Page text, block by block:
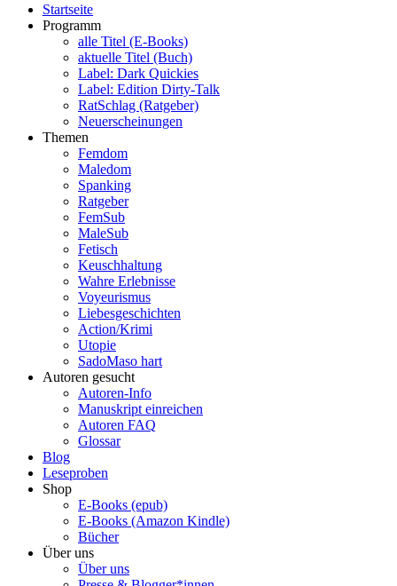
Startseite
Programm
alle Titel (E-Books)
aktuelle Titel (Buch)
Label: Dark Quickies
Label: Edition Dirty-Talk
RatSchlag (Ratgeber)
Neuerscheinungen
Themen
Femdom
Maledom
Spanking
Ratgeber
FemSub
MaleSub
Fetisch
Keuschhaltung
Wahre Erlebnisse
Voyeurismus
Liebesgeschichten
Action/Krimi
Utopie
SadoMaso hart
Autoren gesucht
Autoren-Info
Manuskript einreichen
Autoren FAQ
Glossar
Blog
Leseproben
Shop
E-Books (epub)
E-Books (Amazon Kindle)
Bücher
Über uns
Über uns